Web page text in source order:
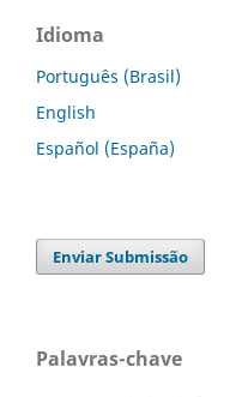
Idioma
Português (Brasil)
English
Español (España)
Enviar Submissão
Palavras-chave